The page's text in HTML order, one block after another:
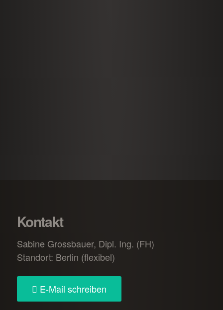
Kontakt
Sabine Grossbauer, Dipl. Ing. (FH)
Standort: Berlin (flexibel)
E-Mail schreiben